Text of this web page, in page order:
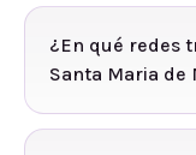
¿En qué redes
Santa Maria de